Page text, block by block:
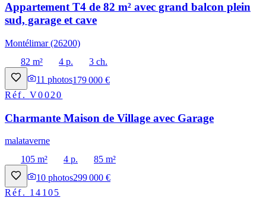
Appartement T4 de 82 m² avec grand balcon plein
sud, garage et cave
Montélimar (26200)
82 m²
4 p.
3 ch.
11 photos179 000 €
Réf.V0020
Charmante Maison de Village avec Garage
malataverne
105 m²
4 p.
85 m²
10 photos299 000 €
Réf. 14105